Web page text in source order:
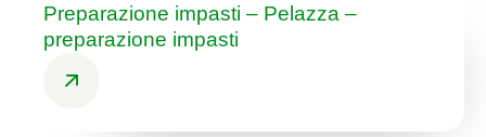
Preparazione impasti – Pelazza –
preparazione impasti